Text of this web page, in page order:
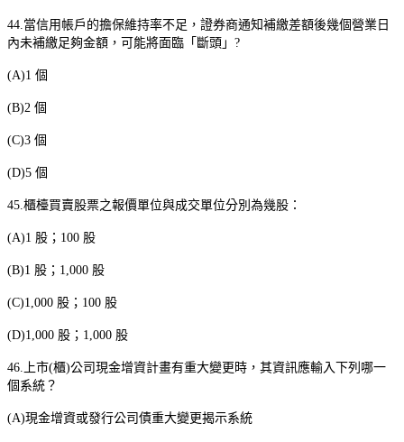
44. 當信用帳戶的擔保維持率不足，證券商通知補繳差額後幾個營業日
內未補繳足夠金額，可能將面臨「斷頭」 ?
(A)1 個
(B)2 個
(C)3 個
(D)5 個
45. 櫃檯買賣股票之報價單位與成交單位分別為幾股：
(A)1 股； 100 股
(B)1 股； 1,000 股
(C)1,000 股； 100 股
(D)1,000 股； 1,000 股
46. 上市(櫃)公司現金增資計畫有重大變更時，其資訊應輸入下列哪一
個系統？
(A)現金增資或發行公司債重大變更揭示系統